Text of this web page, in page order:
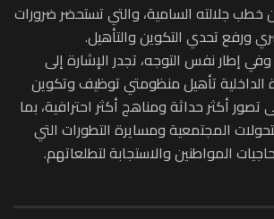
خطب جلالته السامية، والتي تستحضر ضرورات
ورفع تحدي التكوين والتأهيل.
إطار نفس التوجه، تجدر الإشارة إلى
الداخلية تأهيل منظومتي توظيف وتكوين
تصور أكثر حداثة ومناهج أكثر احترافية، بما
المجتمعية ومسايرة التطورات التي
المواطنين والاستجابة لتطلعاتهم.